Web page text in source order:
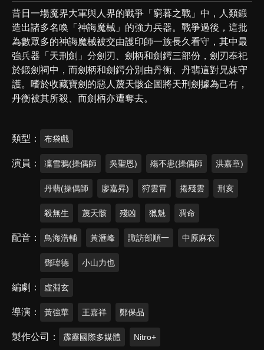
昔日一場魔界大軍與人界的戰爭「窮暮之戰」中，人類鍛
造出諸多名喚「神誨魔械」的強力兵器。戰爭過後，這批
為數眾多的神誨魔械被交由護印師一族長久看守，其中最
強兵器「天刑劍」分劍刃、劍柄和劍鍔三部份，劍刃奉祀
於鍛劍祠中，而劍柄和劍鍔分別由丹衡、丹翡這對兄妹守
護。嗜於收藏寶劍的惡人蔑天骸企圖將天刑劍據為己有，
丹衡被其所殺、而劍柄亦遭奪去。
類型 布袋戲
演員 凜雪鴉(操偶師 吳聖恩) 殤不患(操偶師 洪嘉章)
丹翡(操偶師 廖嘉昇) 狩雲霄 捲殘雲 刑亥
殺無生 蔑天骸 殘凶 獵魅 凋命
配音 鳥海浩輔 黃滙峰 諏訪部順一 中原麻衣
鄧瑋德 小山力也
編劇 虛淵玄
導演 黃強華 王嘉祥 鄭保品
製作公司 霹靂國際多媒體 Nitro+